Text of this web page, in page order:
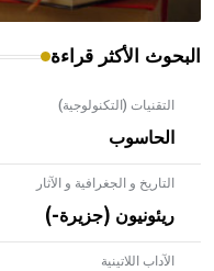
البحوث الأكثر قراءة
التقنيات (التكنولوجية)
الحاسوب
التاريخ و الجغرافية و الآثار
ريئونيون (جزيرة-)
الآداب اللاتينية